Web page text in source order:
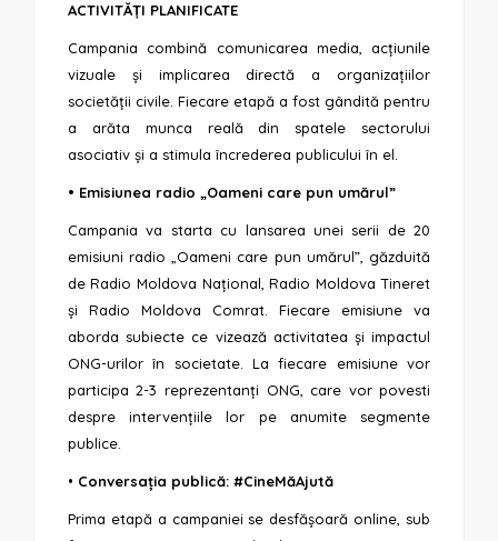
ACTIVITĂȚI PLANIFICATE
Campania combină comunicarea media, acțiunile
vizuale și implicarea directă a organizațiilor
societății civile. Fiecare etapă a fost gândită pentru
a arăta munca reală din spatele sectorului
asociativ și a stimula încrederea publicului în el.
• Emisiunea radio „Oameni care pun umărul”
Campania va starta cu lansarea unei serii de 20
emisiuni radio „Oameni care pun umărul”, găzduită
de Radio Moldova Național, Radio Moldova Tineret
și Radio Moldova Comrat. Fiecare emisiune va
aborda subiecte ce vizează activitatea și impactul
ONG-urilor în societate. La fiecare emisiune vor
participa 2-3 reprezentanți ONG, care vor povesti
despre intervențiile lor pe anumite segmente
publice.
• Conversația publică: #CineMăAjută
Prima etapă a campaniei se desfășoară online, sub